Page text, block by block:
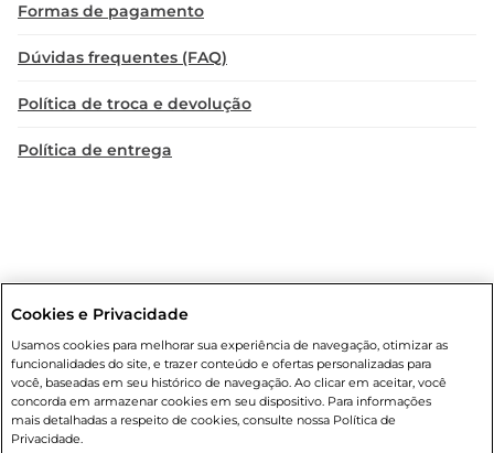
Formas de pagamento
Dúvidas frequentes (FAQ)
Política de troca e devolução
Política de entrega
é o do carrinho de compras. Fotos ilustrativas. Compras sujeitas a
confirmação de estoque. Compras podem ser canceladas em caso
de suspeita de fraude. A fim de garantir o acesso de um maior
número de clientes as nossas promoções, a compra de produtos
com preços promocionais poderá ter sua quantidade limitada por
cliente. Os preços, ofertas e condições são exclusivos para o e-
Cookies e Privacidade
Usamos cookies para melhorar sua experiência de navegação, otimizar as
funcionalidades do site, e trazer conteúdo e ofertas personalizadas para
você, baseadas em seu histórico de navegação. Ao clicar em aceitar, você
concorda em armazenar cookies em seu dispositivo. Para informações
mais detalhadas a respeito de cookies, consulte nossa Política de
Privacidade.